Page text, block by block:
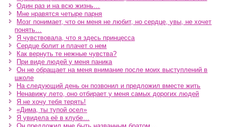
Один раз и на всю жизнь…
Мне нравятся четыре парня
Мозг понимает, что он меня не любит, но сердце, увы, не хочет
понять…
Я чувствовала, что я здесь принцесса
Сердце болит и плачет о нем
Как вернуть те нежные чувства?
При виде людей у меня паника
Он не обращает на меня внимание после моих выступлений в
школе
На следующий день он позвонил и предложил вместе жить
Ненавижу лето, оно отбирает у меня самых дорогих людей
Я не хочу тебя терять!
«Дима, ты тупой осел»
Я увидела её в клубе…